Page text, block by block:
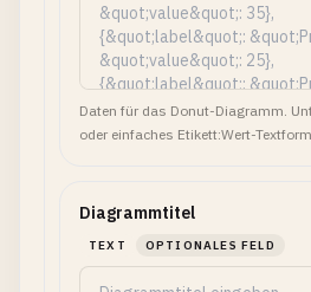
Daten für das Donut-Diagramm.
oder einfaches Etikett:Wert-
Diagrammtitel
TEXT OPTIONALES FELD